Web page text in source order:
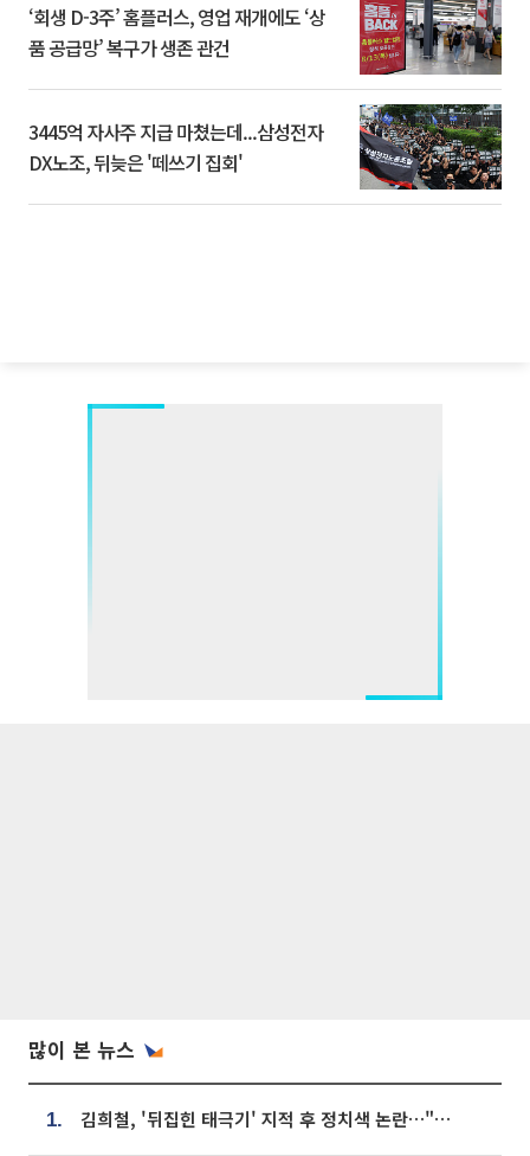
‘회생 D-3주’ 홈플러스, 영업 재개에도 ‘상
품 공급망’ 복구가 생존 관건
3445억 자사주 지급 마쳤는데...삼성전자
DX노조, 뒤늦은 '떼쓰기 집회'
많이 본 뉴스
1. 김희철, '뒤집힌 태극기' 지적 후 정치색 논란…"좌우 떠나 우리나라 국기"